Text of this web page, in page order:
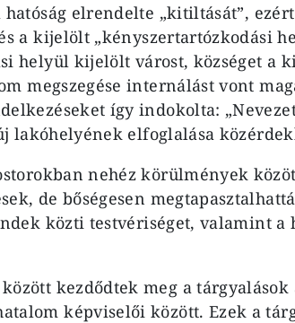
hatóság elrendelte „kitiltását”,
a kijelölt „kényszertartózkodási
helyül kijelölt várost, községet a
megszegése internálást vont
így indokolta:
lakóhelyének elfoglalása
nehéz körülmények
de bőségesen
közti testvériséget, valamint a
kezdődtek meg a tárgyalások
képviselői között. Ezek a